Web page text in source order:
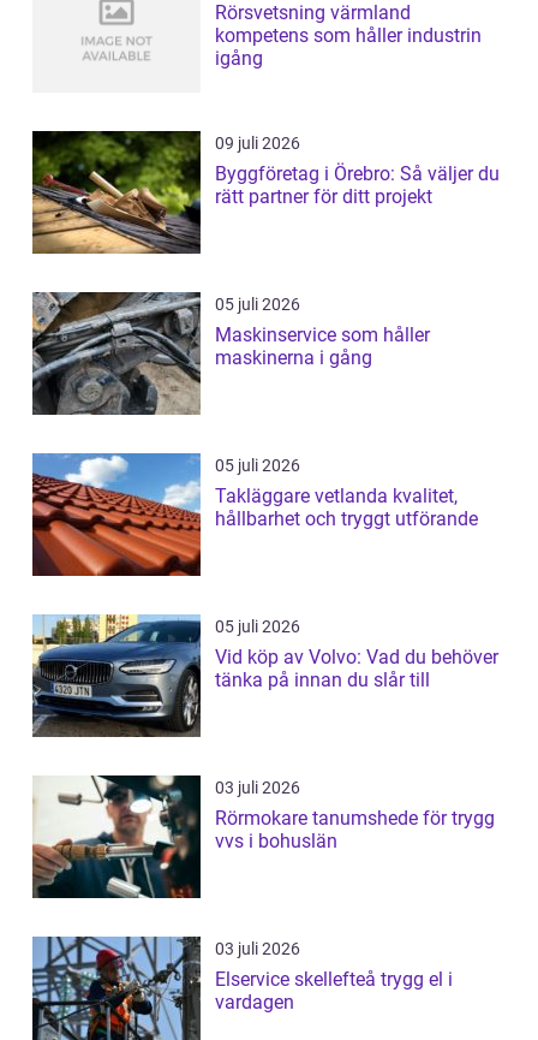
Rörsvetsning värmland
kompetens som håller industrin
igång
09 juli 2026
Byggföretag i Örebro: Så väljer du
rätt partner för ditt projekt
05 juli 2026
Maskinservice som håller
maskinerna i gång
05 juli 2026
Takläggare vetlanda kvalitet,
hållbarhet och tryggt utförande
05 juli 2026
Vid köp av Volvo: Vad du behöver
tänka på innan du slår till
03 juli 2026
Rörmokare tanumshede för trygg
vvs i bohuslän
03 juli 2026
Elservice skellefteå trygg el i
vardagen